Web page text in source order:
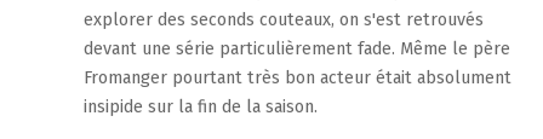
explorer des seconds couteaux, on s'est retrouvés
devant une série particulièrement fade. Même le père
Fromanger pourtant très bon acteur était absolument
insipide sur la fin de la saison.